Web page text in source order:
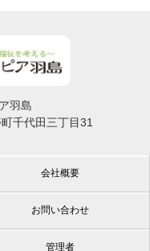
羽島
千代田三丁目31
会社概要
お問い合わせ
管理者